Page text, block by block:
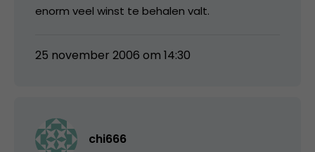
enorm veel winst te behalen valt.
25 november 2006 om 14:30
chi666